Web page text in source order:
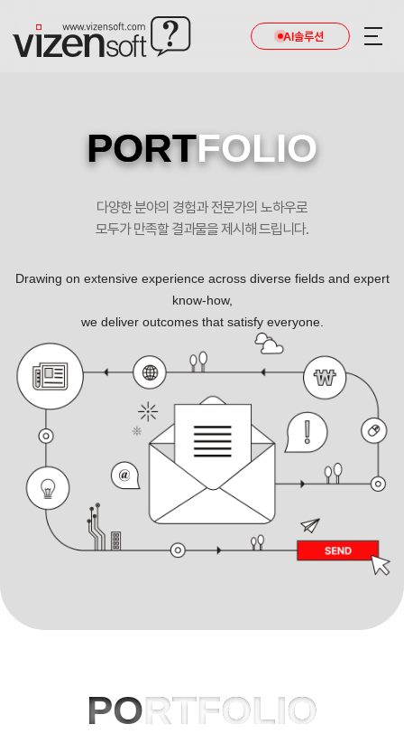
AI솔루션
어쿠스틱스테이지 포트폴리오
PORTFOLIO
다양한 분야의 경험과 전문가의 노하우로
모두가 만족할 결과물을 제시해 드립니다.
Drawing on extensive experience across diverse fields and expert
know-how,
we deliver outcomes that satisfy everyone.
PORTFOLIO